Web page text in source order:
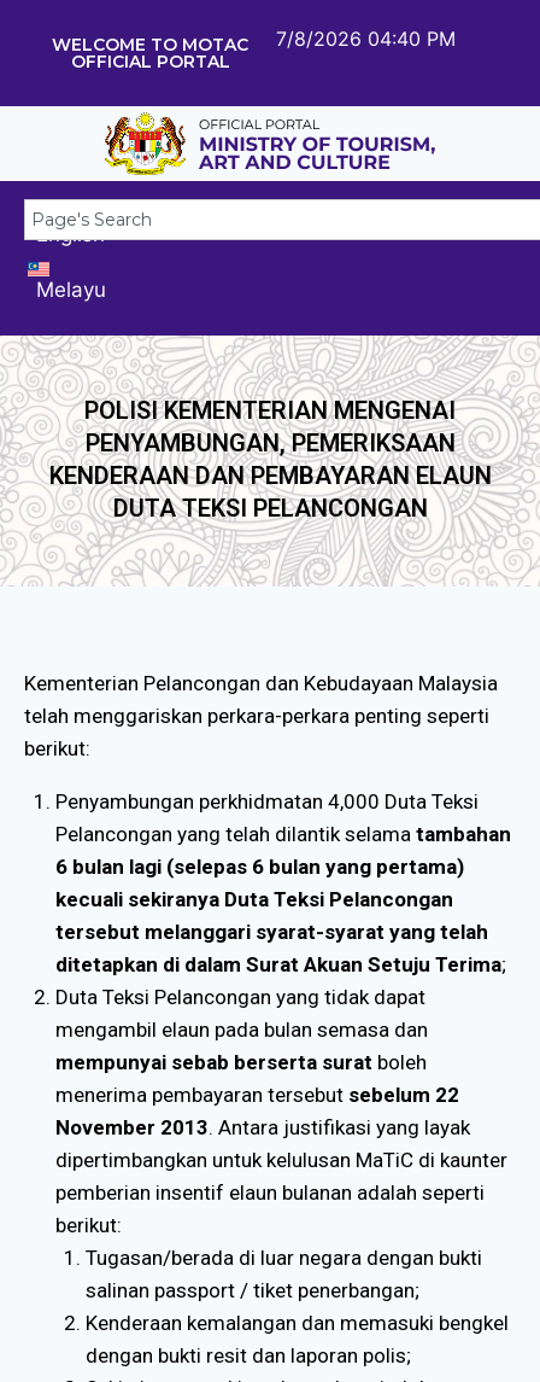
WELCOME TO MOTAC
OFFICIAL PORTAL
7/8/2026 04:40 PM
English
Melayu
POLISI KEMENTERIAN MENGENAI
PENYAMBUNGAN, PEMERIKSAAN
KENDERAAN DAN PEMBAYARAN ELAUN
DUTA TEKSI PELANCONGAN
Kementerian Pelancongan dan Kebudayaan Malaysia
telah menggariskan perkara-perkara penting seperti
berikut:
Penyambungan perkhidmatan 4,000 Duta Teksi
Pelancongan yang telah dilantik selama tambahan
6 bulan lagi (selepas 6 bulan yang pertama)
kecuali sekiranya Duta Teksi Pelancongan
tersebut melanggari syarat-syarat yang telah
ditetapkan di dalam Surat Akuan Setuju Terima;
Duta Teksi Pelancongan yang tidak dapat
mengambil elaun pada bulan semasa dan
mempunyai sebab berserta surat boleh
menerima pembayaran tersebut sebelum 22
November 2013. Antara justifikasi yang layak
dipertimbangkan untuk kelulusan MaTiC di kaunter
pemberian insentif elaun bulanan adalah seperti
berikut:
Tugasan/berada di luar negara dengan bukti
salinan passport / tiket penerbangan;
Kenderaan kemalangan dan memasuki bengkel
dengan bukti resit dan laporan polis;